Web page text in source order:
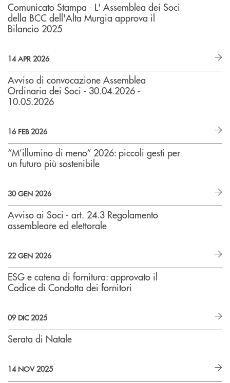
Comunicato Stampa - L' Assemblea dei Soci
della BCC dell'Alta Murgia approva il
Bilancio 2025
14 APR 2026
Avviso di convocazione Assemblea
Ordinaria dei Soci - 30.04.2026 -
10.05.2026
16 FEB 2026
“M’illumino di meno” 2026: piccoli gesti per
un futuro più sostenibile
30 GEN 2026
Avviso ai Soci - art. 24.3 Regolamento
assembleare ed elettorale
22 GEN 2026
ESG e catena di fornitura: approvato il
Codice di Condotta dei fornitori
09 DIC 2025
Serata di Natale
14 NOV 2025